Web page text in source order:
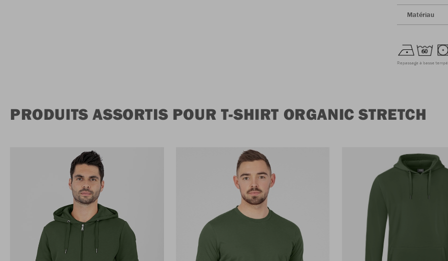
Matériau
Repassage à basse
PRODUITS ASSORTIS POUR T-SHIRT ORGANIC STRETCH